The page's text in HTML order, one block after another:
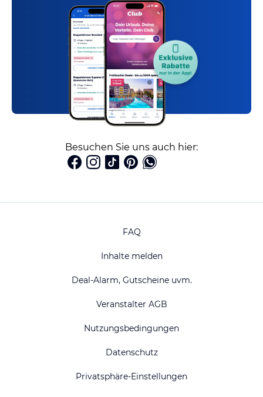
Besuchen Sie uns auch hier:
FAQ
Inhalte melden
Deal-Alarm, Gutscheine uvm.
Veranstalter AGB
Nutzungsbedingungen
Datenschutz
Privatsphäre-Einstellungen